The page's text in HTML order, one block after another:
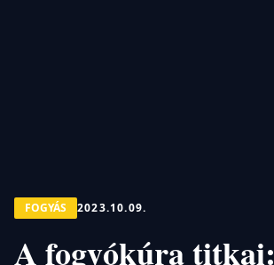
FOGYÁS 2023.10.09.
A fogyókúra titkai: